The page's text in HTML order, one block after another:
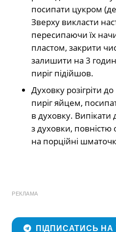
посипати цукром
Зверху викласти
пересипаючи їх
пластом, закрити
залишити на 3
пиріг підійшов.
Духовку розігріти
пиріг яйцем,
в духовку. Випікати
з духовки, повністю
на порційні
РЕКЛАМА
ПІДПИСАТИСЬ НА